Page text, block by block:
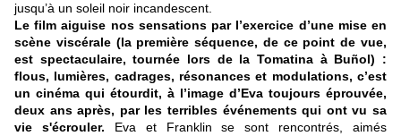
jusqu’à un soleil noir incandescent.
Le film aiguise nos sensations par l’exercice d’une mise en
scène viscérale (la première séquence, de ce point de vue,
est spectaculaire, tournée lors de la Tomatina à Buñol) :
flous, lumières, cadrages, résonances et modulations, c’est
un cinéma qui étourdit, à l’image d’Eva toujours éprouvée,
deux ans après, par les terribles événements qui ont vu sa
vie s'écrouler. Eva et Franklin se sont rencontrés, aimés